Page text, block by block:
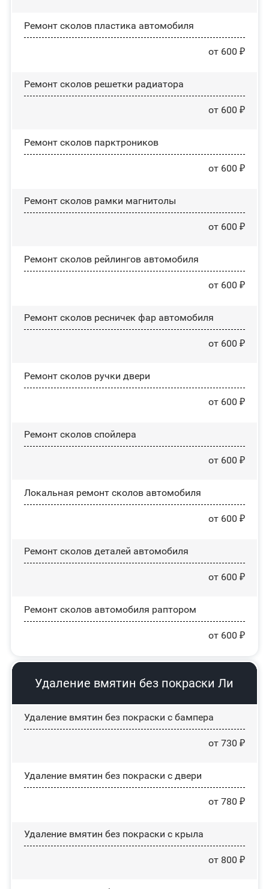
Ремонт сколов пластика автомобиля
от 600 ₽
Ремонт сколов решетки радиатора
от 600 ₽
Ремонт сколов парктроников
от 600 ₽
Ремонт сколов рамки магнитолы
от 600 ₽
Ремонт сколов рейлингов автомобиля
от 600 ₽
Ремонт сколов ресничек фар автомобиля
от 600 ₽
Ремонт сколов ручки двери
от 600 ₽
Ремонт сколов спойлера
от 600 ₽
Локальная ремонт сколов автомобиля
от 600 ₽
Ремонт сколов деталей автомобиля
от 600 ₽
Ремонт сколов автомобиля раптором
от 600 ₽
Удаление вмятин без покраски Ли
Удаление вмятин без покраски с бампера
от 730 ₽
Удаление вмятин без покраски с двери
от 780 ₽
Удаление вмятин без покраски с крыла
от 800 ₽